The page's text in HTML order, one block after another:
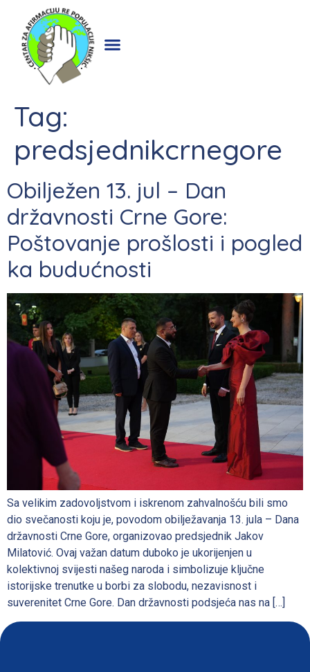
Tag:
predsjednikcrnegore
Obilježen 13. jul – Dan
državnosti Crne Gore:
Poštovanje prošlosti i pogled
ka budućnosti
Sa velikim zadovoljstvom i iskrenom zahvalnošću bili smo
dio svečanosti koju je, povodom obilježavanja 13. jula – Dana
državnosti Crne Gore, organizovao predsjednik Jakov
Milatović. Ovaj važan datum duboko je ukorijenjen u
kolektivnoj svijesti našeg naroda i simbolizuje ključne
istorijske trenutke u borbi za slobodu, nezavisnost i
suverenitet Crne Gore. Dan državnosti podsjeća nas na […]